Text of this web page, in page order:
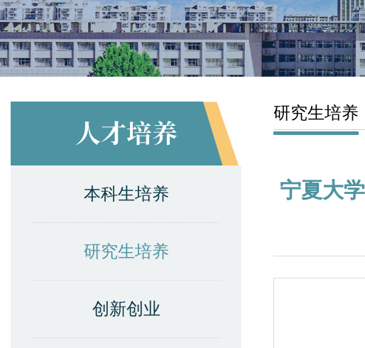
人才培养
本科生培养
研究生培养
创新创业
研究生培养
宁夏大